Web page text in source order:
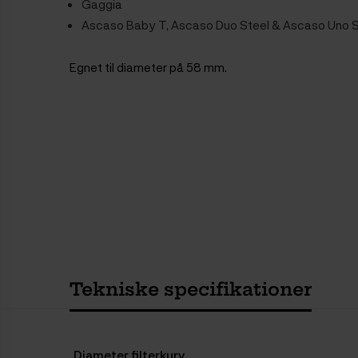
Gaggia
Ascaso Baby T, Ascaso Duo Steel & Ascaso Uno
Egnet til diameter på 58 mm.
Tekniske specifikationer
Diameter filterkurv